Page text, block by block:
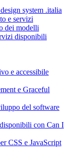
system .italia
e servizi
dei modelli
disponibili
e accessibile
e Graceful
del software
con Can I
CSS e JavaScript